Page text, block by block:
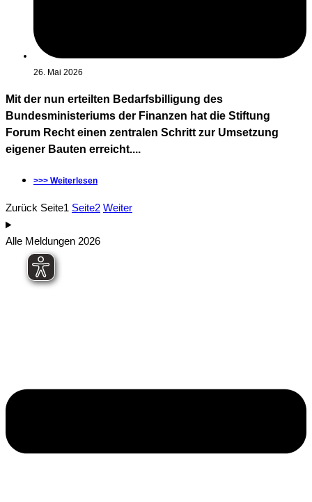
26. Mai 2026
Mit der nun erteilten Bedarfsbilligung des
Bundesministeriums der Finanzen hat die Stiftung
Forum Recht einen zentralen Schritt zur Umsetzung
eigener Bauten erreicht....
>>> Weiterlesen
Zurück Seite1 Seite2 Weiter
Alle Meldungen 2026